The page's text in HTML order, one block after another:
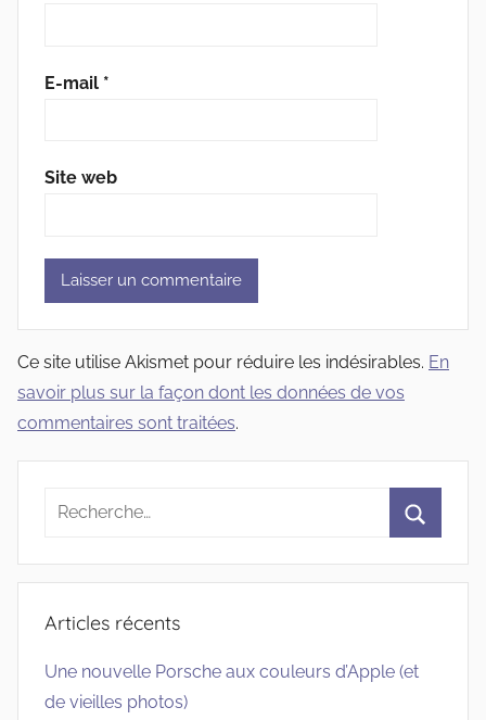
E-mail *
Site web
Ce site utilise Akismet pour réduire les indésirables. En
savoir plus sur la façon dont les données de vos
commentaires sont traitées.
Recherche
:
Articles récents
Une nouvelle Porsche aux couleurs d’Apple (et
de vieilles photos)